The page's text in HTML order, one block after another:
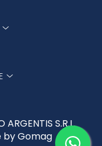
S.R.L.
Gomag